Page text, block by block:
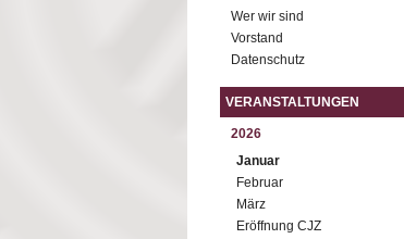
Wer wir sind
Vorstand
Datenschutz
VERANSTALTUNGEN
2026
Januar
Februar
März
Eröffnung CJZ